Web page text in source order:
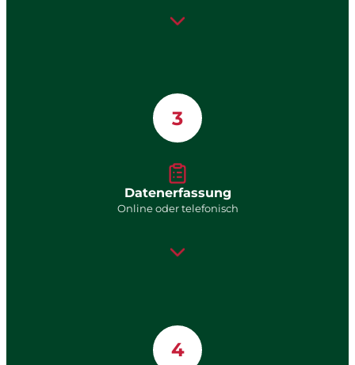
3
Datenerfassung
Online oder telefonisch
4